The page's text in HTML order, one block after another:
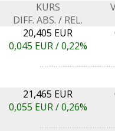
KURS
DIFF. ABS. / REL.
20,405 EUR
0,045 EUR /0,22%
21,465 EUR
0,055 EUR /0,26%